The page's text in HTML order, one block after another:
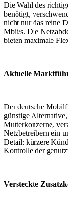
Die Wahl des
benötigt,
nicht nur das reine
Mbit/s. Die
bieten maximale
Aktuelle
Der deutsche
günstige
Mutterkonzerne,
Netzbetreibern ein
Detail: kürzere
Kontrolle der
Versteckte